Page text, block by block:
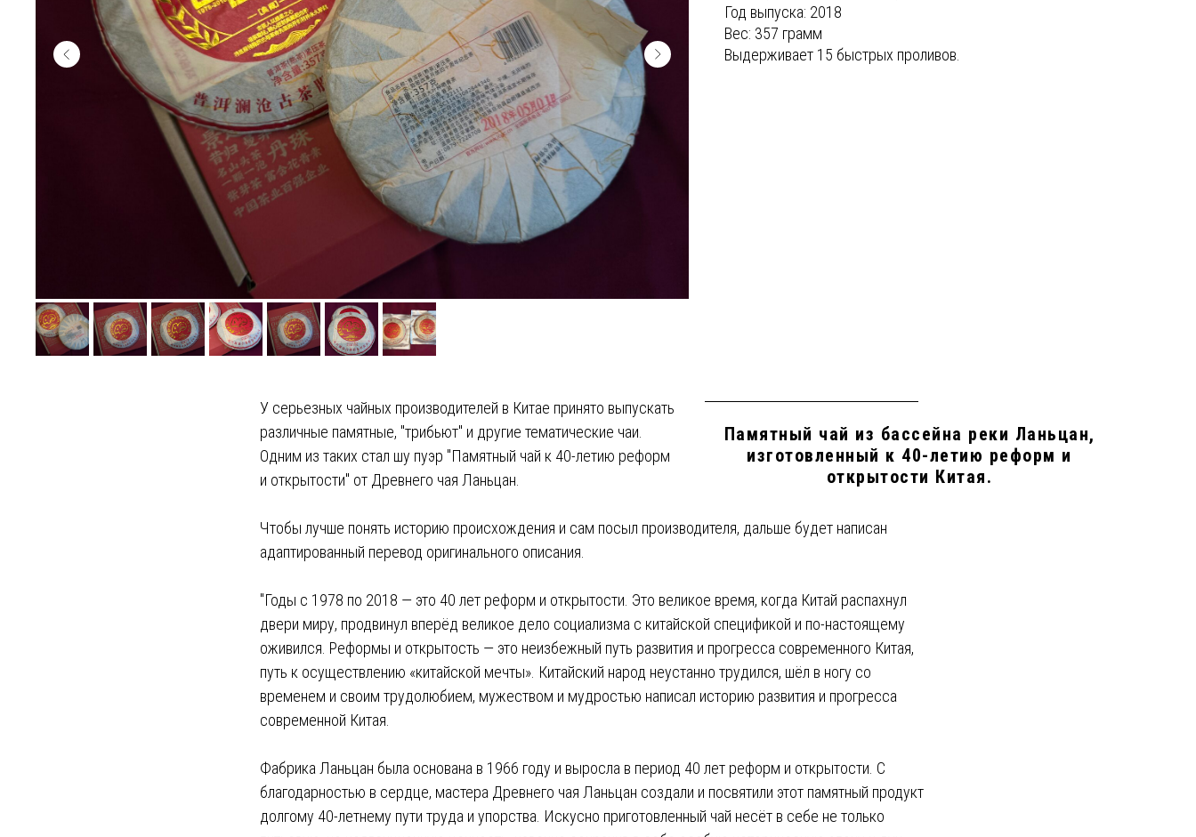
Год выпуска: 2018
Вес: 357 грамм
Выдерживает 15 быстрых проливов
Памятный чай из бассейна реки Ланьцан,
изготовленный к 40-летию реформ и
открытости Китая.
У серьезных чайных производителей в Китае принято выпускать
различные памятные, "трибьют" и другие тематические чаи.
Одним из таких стал шу пуэр "Памятный чай к 40-летию реформ
и открытости" от Древнего чая Ланьцан.
Чтобы лучше понять историю происхождения и сам посыл производителя, дальше будет написан
адаптированный перевод оригинального описания.
"Годы с 1978 по 2018 — это 40 лет реформ и открытости. Это великое время, когда Китай распахнул
двери миру, продвинул вперёд великое дело социализма с китайской спецификой и по-настоящему
оживился. Реформы и открытость — это неизбежный путь развития и прогресса современного Китая,
путь к осуществлению «китайской мечты». Китайский народ неустанно трудился, шёл в ногу со
временем и своим трудолюбием, мужеством и мудростью написал историю развития и прогресса
современной Китая.
Фабрика Ланьцан была основана в 1966 году и выросла в период 40 лет реформ и открытости. С
благодарностью в сердце, мастера Древнего чая Ланьцан создали и посвятили этот памятный продукт
долгому 40-летнему пути труда и упорства. Искусно приготовленный чай несёт в себе не только